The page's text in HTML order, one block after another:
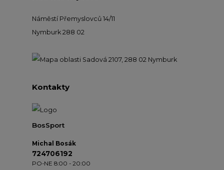
Náměstí Přemyslovců 14/11
Nymburk 288 02
Kontakty
BosSport
Michal Bosák
724706192
PO-NE 8:00 - 20:00